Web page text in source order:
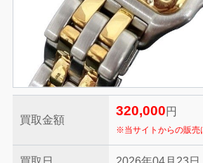
買取金額
320,000 円
※当サイトからの販売